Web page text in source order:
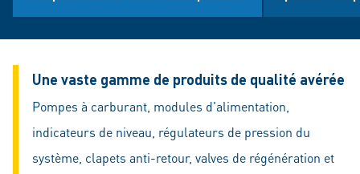
Une vaste gamme de produits de qualité avérée
Pompes à carburant, modules d'alimentation,
indicateurs de niveau, régulateurs de pression du
système, clapets anti-retour, valves de régénération et